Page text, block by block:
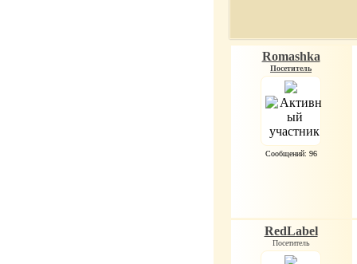
Romashka
Посетитель
Сообщений: 96
RedLabel
Посетитель